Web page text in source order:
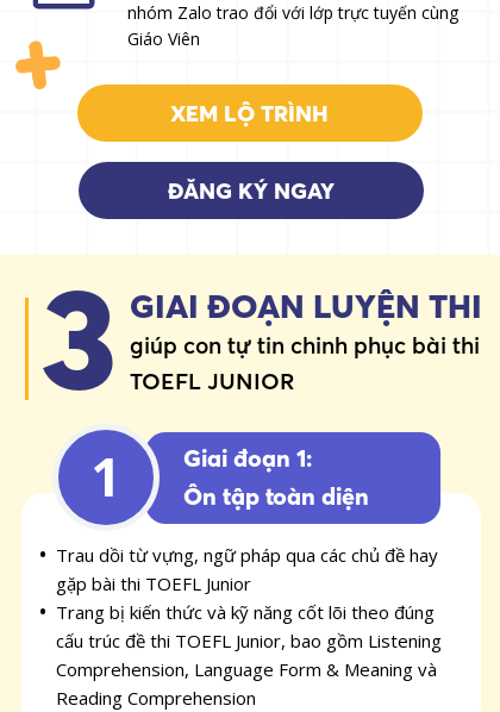
nhóm Zalo trao đổi với lớp trực tuyến cùng
Giáo Viên
XEM LỘ TRÌNH
ĐĂNG KÝ NGAY
GIAI ĐOẠN LUYỆN THI
giúp con tự tin chinh phục bài thi
TOEFL JUNIOR
3
Trau dồi từ vựng, ngữ pháp qua các chủ đề hay
gặp bài thi TOEFL Junior
Trang bị kiến thức và kỹ năng cốt lõi theo đúng
cấu trúc đề thi TOEFL Junior, bao gồm Listening
Comprehension, Language Form & Meaning và
Reading Comprehension
Giai đoạn 1:
Ôn tập toàn diện
1